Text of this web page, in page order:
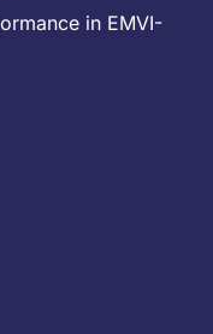
in EMVI-